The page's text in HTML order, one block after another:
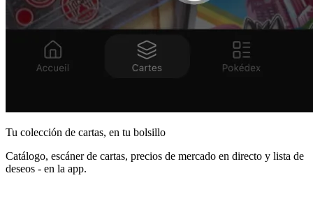
Tu colección de cartas, en tu bolsillo
Catálogo, escáner de cartas, precios de mercado en directo y lista de
deseos - en la app.